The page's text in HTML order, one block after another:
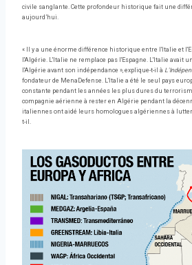
civile sanglante. Cette profondeur historique fait une
aujourd’hui.
« Il y a une énorme différence historique entre l'Italie et
l'Algérie. L'Italie ne remplace pas l'Espagne. L'Italie avait
l'Algérie avant son indépendance », explique-t-il à
fondateur de MenaDefense. L'Italie a été le seul pays
constante pendant les années les plus dures du
compagnie aérienne à rester en Algérie pendant la
italiennes ont aidé leurs homologues algériennes à
t-il.